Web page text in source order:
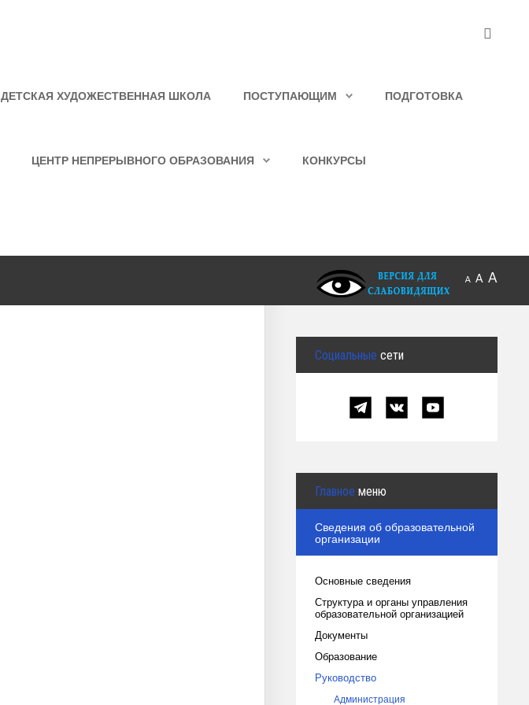
ДЕТСКАЯ ХУДОЖЕСТВЕННАЯ ШКОЛА ПОСТУПАЮЩИМ ПОДГОТОВКА
ЦЕНТР НЕПРЕРЫВНОГО ОБРАЗОВАНИЯ КОНКУРСЫ
A A A
Социальные сети
Главное меню
Сведения об образовательной
организации
Основные сведения
Структура и органы управления
образовательной организацией
Документы
Образование
Руководство
Администрация